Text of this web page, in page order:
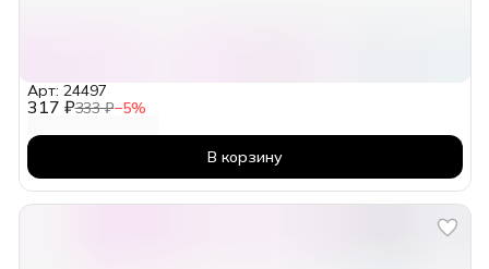
317 ₽333 ₽−5%
Арт: 24497
В корзину